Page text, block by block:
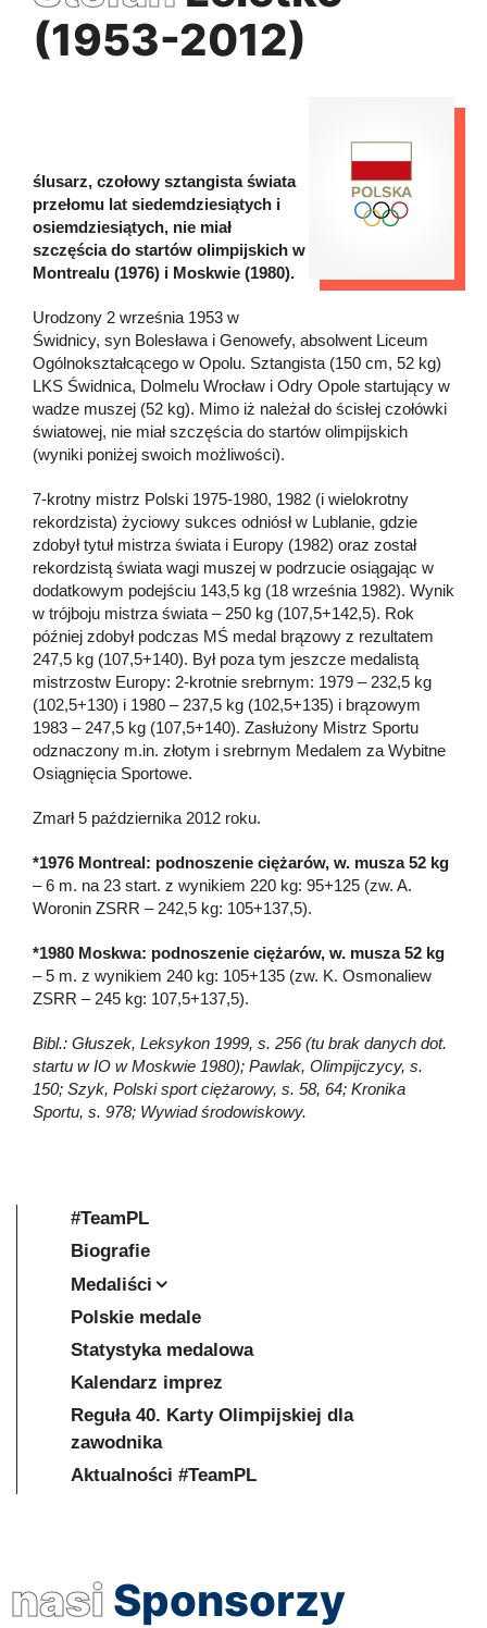
(1953-2012)
ślusarz, czołowy sztangista świata
przełomu lat siedemdziesiątych i
osiemdziesiątych, nie miał
szczęścia do startów olimpijskich w
Montrealu (1976) i Moskwie (1980).
Urodzony 2 września 1953 w
Świdnicy, syn Bolesława i Genowefy, absolwent Liceum
Ogólnokształcącego w Opolu. Sztangista (150 cm, 52 kg)
LKS Świdnica, Dolmelu Wrocław i Odry Opole startujący w
wadze muszej (52 kg). Mimo iż należał do ścisłej czołówki
światowej, nie miał szczęścia do startów olimpijskich
(wyniki poniżej swoich możliwości).
7-krotny mistrz Polski 1975-1980, 1982 (i wielokrotny
rekordzista) życiowy sukces odniósł w Lublanie, gdzie
zdobył tytuł mistrza świata i Europy (1982) oraz został
rekordzistą świata wagi muszej w podrzucie osiągając w
dodatkowym podejściu 143,5 kg (18 września 1982). Wynik
w trójboju mistrza świata – 250 kg (107,5+142,5). Rok
później zdobył podczas MŚ medal brązowy z rezultatem
247,5 kg (107,5+140). Był poza tym jeszcze medalistą
mistrzostw Europy: 2-krotnie srebrnym: 1979 – 232,5 kg
(102,5+130) i 1980 – 237,5 kg (102,5+135) i brązowym
1983 – 247,5 kg (107,5+140). Zasłużony Mistrz Sportu
odznaczony m.in. złotym i srebrnym Medalem za Wybitne
Osiągnięcia Sportowe.
Zmarł 5 października 2012 roku.
*1976 Montreal: podnoszenie ciężarów, w. musza 52 kg
– 6 m. na 23 start. z wynikiem 220 kg: 95+125 (zw. A.
Woronin ZSRR – 242,5 kg: 105+137,5).
*1980 Moskwa: podnoszenie ciężarów, w. musza 52 kg
– 5 m. z wynikiem 240 kg: 105+135 (zw. K. Osmonaliew
ZSRR – 245 kg: 107,5+137,5).
Bibl.: Głuszek, Leksykon 1999, s. 256 (tu brak danych dot.
startu w IO w Moskwie 1980); Pawlak, Olimpijczycy, s.
150; Szyk, Polski sport ciężarowy, s. 58, 64; Kronika
Sportu, s. 978; Wywiad środowiskowy.
#TeamPL
Biografie
Medaliści
Polskie medale
Statystyka medalowa
Kalendarz imprez
Reguła 40. Karty Olimpijskiej dla
zawodnika
Aktualności #TeamPL
nasi Sponsorzy